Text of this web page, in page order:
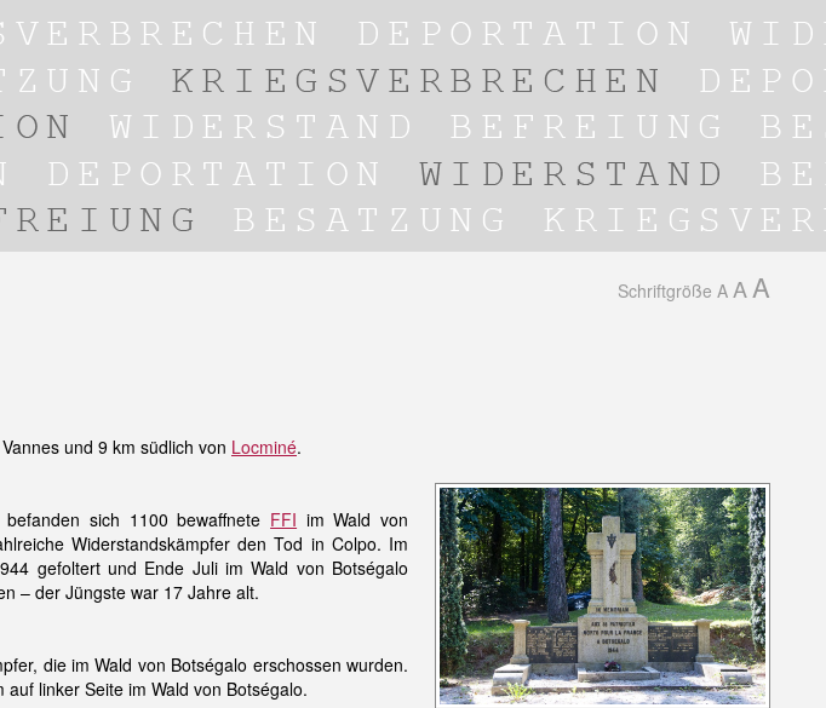
Schriftgröße A A A
und 9 km südlich von Locminé.
sich 1100 bewaffnete FFI im Wald von
Widerstandskämpfer den Tod in Colpo. Im
gefoltert und Ende Juli im Wald von Botségalo
– der Jüngste war 17 Jahre alt.
die im Wald von Botségalo erschossen wurden.
linker Seite im Wald von Botségalo.